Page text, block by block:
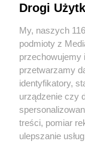
Wydawca
Nie zapomnij
zapoznać się z:
Twojemiasto
Drogi
My, naszych
podmioty z
przechowujemy
przetwarzamy
identyfikatory,
urządzenie czy
treści, pomiar
ulepszanie